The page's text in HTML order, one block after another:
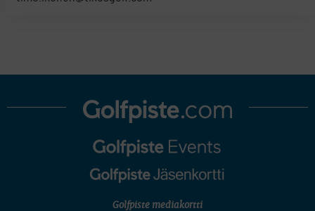
Golfpiste mediakortti